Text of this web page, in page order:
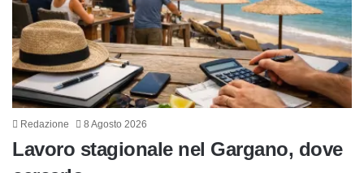
Redazione 8 Agosto 2026
Lavoro stagionale nel Gargano, dove